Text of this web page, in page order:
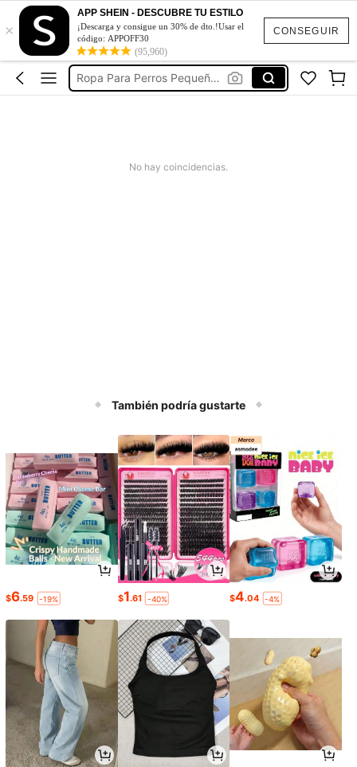
CONSEGUIR
×
APP SHEIN - DESCUBRE TU ESTILO
¡Descarga y consigue un 30% de dto.!Usar el
código: APPOFF30
(95,960)
Dog Clothes
Ropa Para Perros
Ropa Para Perros Pequeños
Ropa Para Perros
No hay coincidencias.
También podría gustarte
$6.59 -19% $1.61 -40% $4.04 -4%